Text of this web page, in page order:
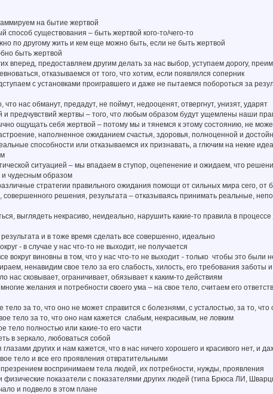
на бытие жертвой
способ существования – быть жертвой кого-то/чего-то
по другому жить и кем еще можно быть, если не быть жертвой
быть жертвой
вперед, предоставляем другим делать за нас выбор, уступаем дорогу,
отказываемся от того, что хотим, если появлялся соперник
с установками проигравшего и даже не пытаемся побороться за
нас обманут, предадут, не поймут, недооценят, отвергнут, унизят, ударят
предчувствий жертвы – того, что любым образом будут ущемлены наши
ощущать себя жертвой – потому мы и тянемся к этому состоянию, не
наполненное ожиданием счастья, здоровья, полноценной и
способности или отказываемся их признавать, а глючим на некие
ситуацией – мы впадаем в ступор, оцепенение и ожидаем, что
чудесным образом
стратегии правильного ожидания помощи от сильных мира сего, от
совершенного решения, результата – отказываясь принимать реальные,
выглядеть некрасиво, неидеально, нарушить какие-то правила в
и в тоже время сделать все совершенно, идеально
- в случае у нас что-то не выходит, не получается
вокруг виновны в том, что у нас что-то не выходит - только чтобы это были
ненавидим свое тело за его слабость, хилость, его требования заботы
нас сковывает, ограничивает, обязывает к каким-то действиям
желания и потребности своего ума – на свое тело, считаем его
тело за то, что оно не может справится с болезнями, с усталостью, за то,
тело за то, что оно нам кажется слабым, некрасивым, не ловким
тело полностью или какие-то его части
в зеркало, любоваться собой
других и нам кажется, что в нас ничего хорошего и красивого нет, и
тело и все его проявления отвратительными
воспринимаем тела людей, их потребности, нужды, проявления
физические показатели с показателями других людей (типа Брюса ЛИ,
и подвело в этом плане